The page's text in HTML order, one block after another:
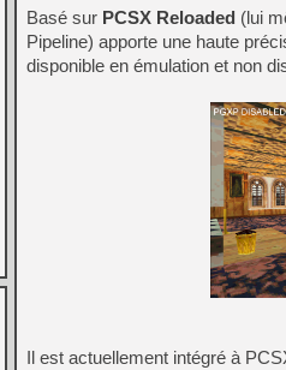
Basé sur PCSX Reloaded (lui
Pipeline) apporte une haute
disponible en émulation et non
Il est actuellement intégré à